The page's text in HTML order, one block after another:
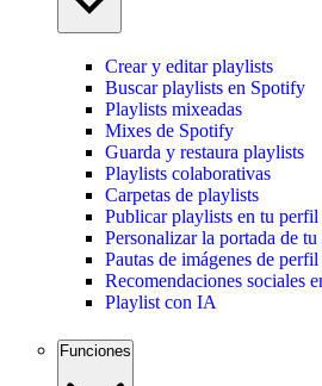
Crear y editar playlists
Buscar playlists en Spotify
Playlists mixeadas
Mixes de Spotify
Guarda y restaura playlists
Playlists colaborativas
Carpetas de playlists
Publicar playlists en tu perfil
Personalizar la portada de
Pautas de imágenes de
Recomendaciones sociales
Playlist con IA
Funciones